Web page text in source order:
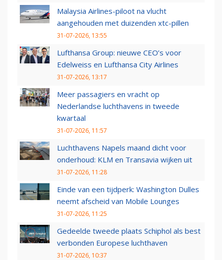
Malaysia Airlines-piloot na vlucht
aangehouden met duizenden xtc-pillen
31-07-2026, 13:55
Lufthansa Group: nieuwe CEO’s voor
Edelweiss en Lufthansa City Airlines
31-07-2026, 13:17
Meer passagiers en vracht op
Nederlandse luchthavens in tweede
kwartaal
31-07-2026, 11:57
Luchthavens Napels maand dicht voor
onderhoud: KLM en Transavia wijken uit
31-07-2026, 11:28
Einde van een tijdperk: Washington Dulles
neemt afscheid van Mobile Lounges
31-07-2026, 11:25
Gedeelde tweede plaats Schiphol als best
verbonden Europese luchthaven
31-07-2026, 10:37